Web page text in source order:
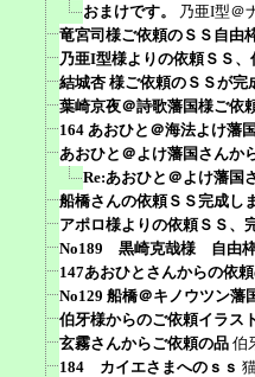
おまけです。
乃亜I型＠
竜宮司様ご依頼のＳＳ自由
乃亜I型様よりの依頼ＳＳ、
結城杏 様ご依頼のＳＳが完
葉崎京夜＠詩歌藩国様ご依
164 あおひと＠海法よけ藩
あおひと＠よけ藩国さんか
Re:あおひと＠よけ藩国
船橋さんの依頼ＳＳ完成し
アポロ様よりの依頼ＳＳ、
No189 黒崎克哉様 自由枠
147あおひとさんからの依
No129 船橋＠キノウツン藩
伯牙様からのご依頼イラス
玄霧さんからご依頼の品 伯
184 カイエさまへのｓｓ